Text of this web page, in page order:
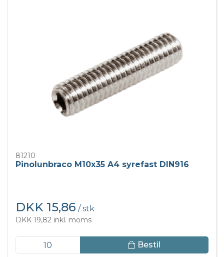
81210
Pinolunbraco M10x35 A4 syrefast DIN916
DKK 15,86 / stk
DKK 19,82 inkl. moms
Bestil